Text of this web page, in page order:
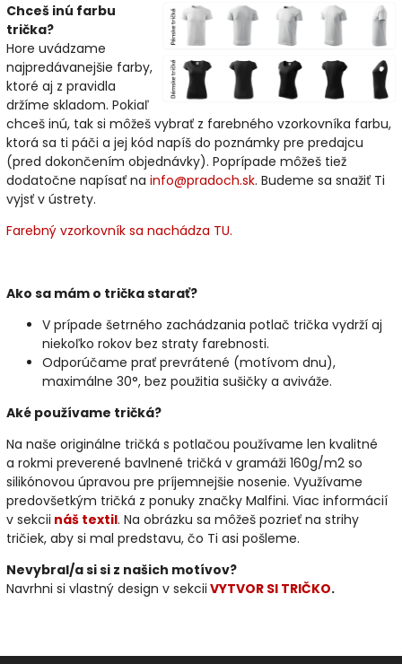
Chceš inú farbu
trička?
Hore uvádzame
najpredávanejšie farby,
ktoré aj z pravidla
držíme skladom. Pokiaľ
chceš inú, tak si môžeš vybrať z farebného vzorkovníka farbu,
ktorá sa ti páči a jej kód napíš do poznámky pre predajcu
(pred dokončením objednávky). Poprípade môžeš tiež
dodatočne napísať na info@pradoch.sk. Budeme sa snažiť Ti
vyjsť v ústrety.
Farebný vzorkovník sa nachádza TU.
Ako sa mám o trička starať?
V prípade šetrného zachádzania potlač trička vydrží aj
niekoľko rokov bez straty farebnosti.
Odporúčame prať prevrátené (motívom dnu),
maximálne 30°, bez použitia sušičky a aviváže.
Aké používame tričká?
Na naše originálne tričká s potlačou používame len kvalitné
a rokmi preverené bavlnené tričká v gramáži 160g/m2 so
silikónovou úpravou pre príjemnejšie nosenie. Využívame
predovšetkým tričká z ponuky značky Malfini. Viac informácií
v sekcii náš textil. Na obrázku sa môžeš pozrieť na strihy
tričiek, aby si mal predstavu, čo Ti asi pošleme.
Nevybral/a si si z našich motívov?
Navrhni si vlastný design v sekcii VYTVOR SI TRIČKO.